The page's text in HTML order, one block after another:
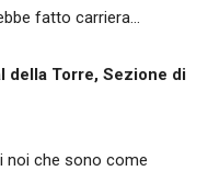
fatto carriera…
della Torre, Sezione di
noi che sono come